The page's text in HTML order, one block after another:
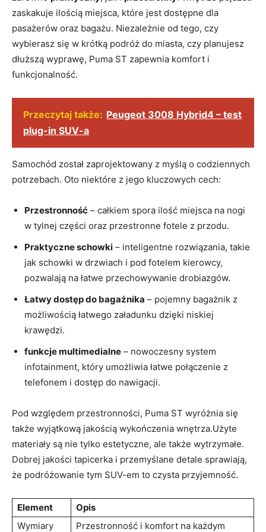
zaskakuje ilością miejsca, które jest dostępne dla
pasażerów oraz bagażu. Niezależnie od tego, czy
wybierasz się w krótką podróż do miasta, czy planujesz
dłuższą wyprawę, Puma ST zapewnia komfort i
funkcjonalność.
Przeczytaj także: Peugeot 3008 Hybrid4 – test
plug-in SUV-a
Samochód został zaprojektowany z myślą o codziennych
potrzebach. Oto niektóre z jego kluczowych cech:
Przestronność – całkiem spora ilość miejsca na nogi
w tylnej części oraz przestronne fotele z przodu.
Praktyczne schowki – inteligentne rozwiązania, takie
jak schowki w drzwiach i pod fotelem kierowcy,
pozwalają na łatwe przechowywanie drobiazgów.
Łatwy dostęp do bagażnika – pojemny bagażnik z
możliwością łatwego załadunku dzięki niskiej
krawędzi.
funkcje multimedialne – nowoczesny system
infotainment, który umożliwia łatwe połączenie z
telefonem i dostęp do nawigacji.
Pod względem przestronności, Puma ST wyróżnia się
także wyjątkową jakością wykończenia wnętrza.Użyte
materiały są nie tylko estetyczne, ale także wytrzymałe.
Dobrej jakości tapicerka i przemyślane detale sprawiają,
że podróżowanie tym SUV-em to czysta przyjemność.
Element
Opis
Wymiary
Przestronność i komfort na każdym